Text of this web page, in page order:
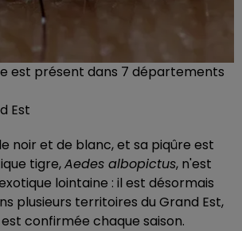
est présent dans 7 départements
Est
noir et de blanc, et sa piqûre est
tigre,Aedes albopictus, n'est
lointaine : il est désormais
plusieurs territoires du Grand Est,
confirmée chaque saison.